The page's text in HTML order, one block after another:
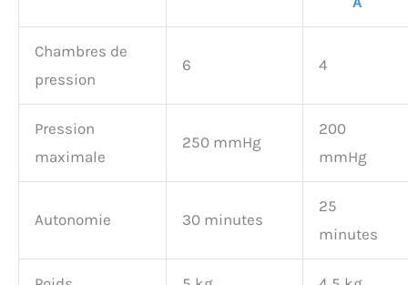
Chambres de
pression
6 4
Pression
maximale
250 mmHg
200
mmHg
Autonomie 30 minutes
25
minutes